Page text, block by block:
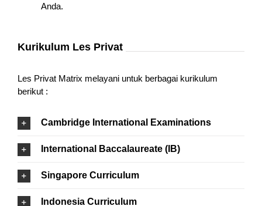
Anda.
Kurikulum Les Privat
Les Privat Matrix melayani untuk berbagai kurikulum
berikut :
Cambridge International Examinations
International Baccalaureate (IB)
Singapore Curriculum
Indonesia Curriculum